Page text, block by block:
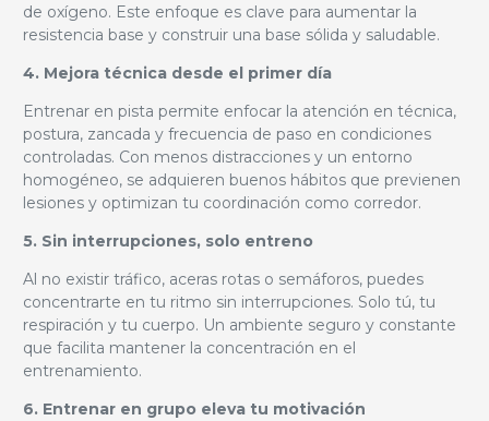
de oxígeno. Este enfoque es clave para aumentar la
resistencia base y construir una base sólida y saludable.
4. Mejora técnica desde el primer día
Entrenar en pista permite enfocar la atención en técnica,
postura, zancada y frecuencia de paso en condiciones
controladas. Con menos distracciones y un entorno
homogéneo, se adquieren buenos hábitos que previenen
lesiones y optimizan tu coordinación como corredor.
5. Sin interrupciones, solo entreno
Al no existir tráfico, aceras rotas o semáforos, puedes
concentrarte en tu ritmo sin interrupciones. Solo tú, tu
respiración y tu cuerpo. Un ambiente seguro y constante
que facilita mantener la concentración en el
entrenamiento.
6. Entrenar en grupo eleva tu motivación